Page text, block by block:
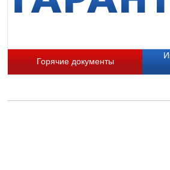
Горячие документы